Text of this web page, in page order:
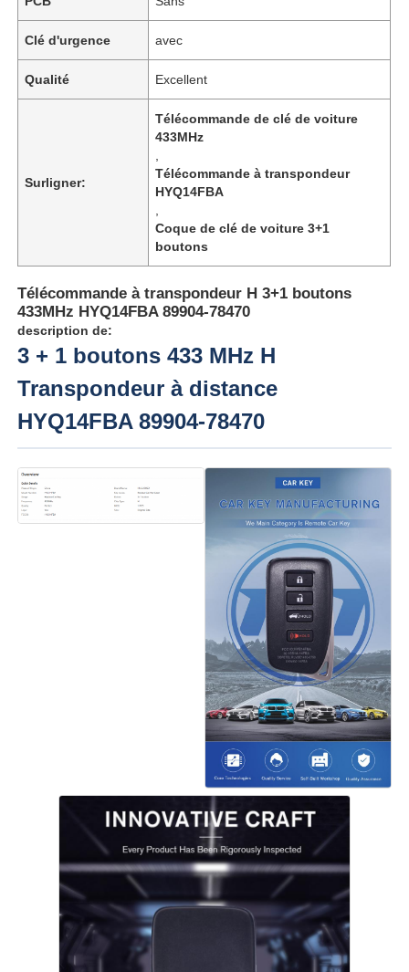
Produits
Vidéos
Clé d'urgence avec
Qualité Excellent
Surligner:
Télécommande de clé de voiture
433MHz
Télécommande à transpondeur
HYQ14FBA
Coque de clé de voiture 3+1
boutons
Télécommande à transpondeur H 3+1 boutons
433MHz HYQ14FBA 89904-78470
description de:
3 + 1 boutons 433 MHz H
Transpondeur à distance
HYQ14FBA 89904-78470